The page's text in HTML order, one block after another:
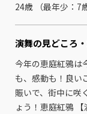
24歳 （最年少：7
演舞の見どころ・
今年の恵庭紅鴉は
も、感動も！良い
賑いで、街中に咲
ょう！恵庭紅鴉 【